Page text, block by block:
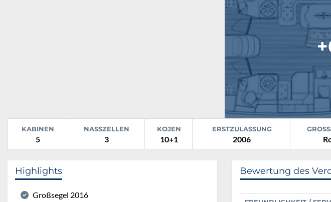
KABINEN
5
NASSZELLEN
3
KOJEN
10+1
ERSTZULASSUNG
2006
Highlights
Großsegel 2016
Bewertung des